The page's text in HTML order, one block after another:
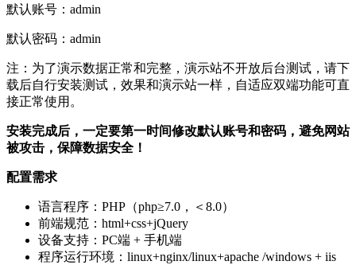
默认账号：admin
默认密码：admin
注：为了演示数据正常和完整，演示站不开放后台测试，请下
载后自行安装测试，效果和演示站一样，自适应双端功能可直
接正常使用。
安装完成后，一定要第一时间修改默认账号和密码，避免网站
被攻击，保障数据安全！
配置需求
语言程序：PHP（php≥7.0，＜8.0）
前端规范：html+css+jQuery
设备支持：PC端 + 手机端
程序运行环境：linux+nginx/linux+apache /windows + iis